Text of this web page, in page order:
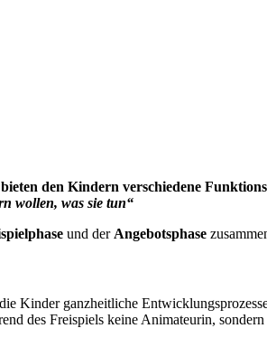
den Kindern verschiedene
wollen, was sie tun“
und der Angebotsphase
Kinder ganzheitliche
des Freispiels keine Animateurin,